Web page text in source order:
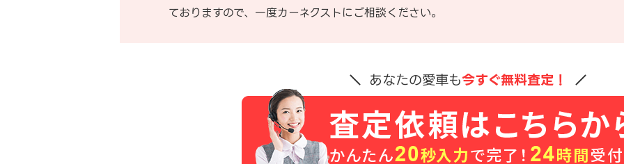
ておりますので、一度カーネクストにご相談ください。
あなたの愛車も今すぐ無料査定！